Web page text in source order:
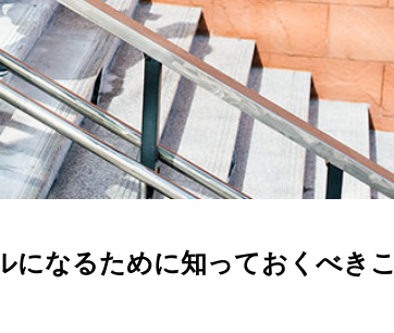
になるために知っておくべきこ